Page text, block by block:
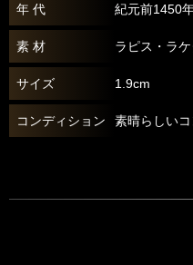
年 代 紀元前1450
素 材 ラピス・ラ
サイズ 1.9cm
コンディション 素晴らしいコ